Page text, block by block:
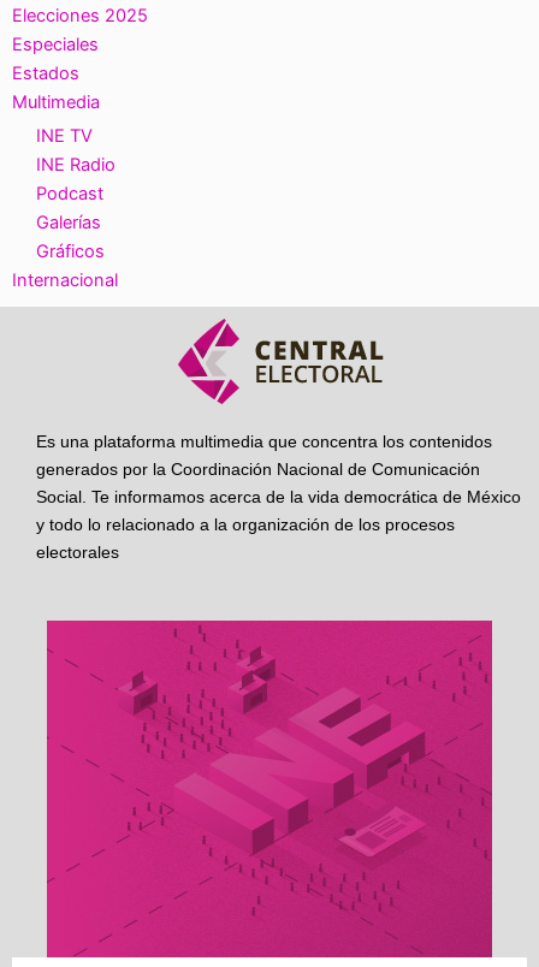
Elecciones 2025
Especiales
Estados
Multimedia
INE TV
INE Radio
Podcast
Galerías
Gráficos
Internacional
Es una plataforma multimedia que concentra los contenidos
generados por la Coordinación Nacional de Comunicación
Social. Te informamos acerca de la vida democrática de México
y todo lo relacionado a la organización de los procesos
electorales